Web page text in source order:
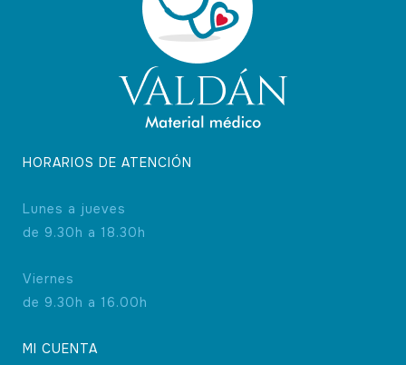
HORARIOS DE ATENCIÓN
Lunes a jueves
de 9.30h a 18.30h
Viernes
de 9.30h a 16.00h
MI CUENTA